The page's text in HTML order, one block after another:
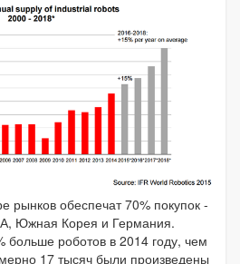
рынков обеспечат 70% покупок -
Южная Корея и Германия.
больше роботов в 2014 году, чем
17 тысяч были произведены